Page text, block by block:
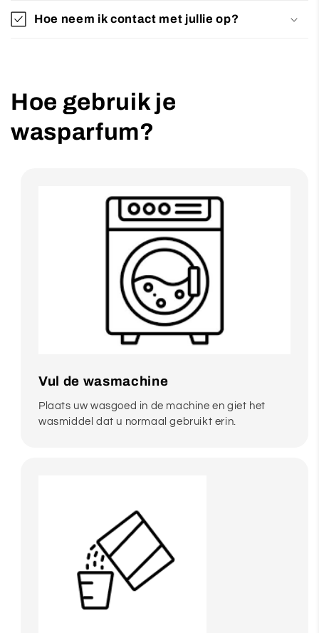
Hoe neem ik contact met jullie op?
Hoe gebruik je
wasparfum?
Vul de wasmachine
Plaats uw wasgoed in de machine en giet het
wasmiddel dat u normaal gebruikt erin.